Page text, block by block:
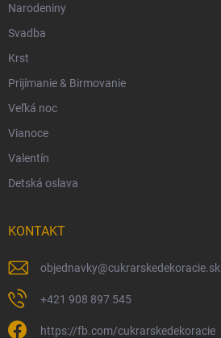
Narodeniny
Svadba
Krst
Prijímanie & Birmovanie
Veľká noc
Vianoce
Valentín
Detská oslava
KONTAKT
objednavky@cukrarskedekoracie.sk
+421 908 897 545
https://fb.com/cukrarskedekoracie